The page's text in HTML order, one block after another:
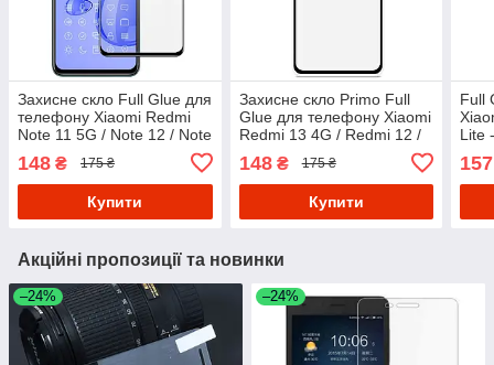
Захисне скло Full Glue для
телефону Xiaomi Redmi
Note 11 5G / Note 12 / Note
148 ₴ 175 ₴
Купити
Захисне скло Primo Full
Glue для телефону Xiaomi
Redmi 13 4G / Redmi 12 /
Poco M6 Pro 5G / Poco M6
4G - Black
148₴ 175 ₴
Купити
Full
Lite
157
Акційні пропозиції та новинки
–24% –24%